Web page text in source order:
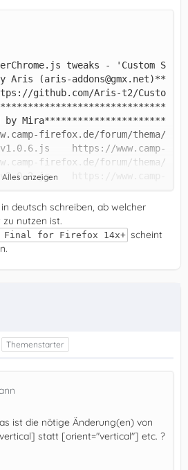
Alles anzeigen
deutsch schreiben, ab welcher
zu nutzen ist.
Final for Firefox 14x+ scheint
ist die nötige Änderung(en) von
statt [orient="vertical"] etc. ?